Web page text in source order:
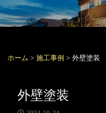
ホーム > 施工事例 > 外壁塗装
外壁塗装